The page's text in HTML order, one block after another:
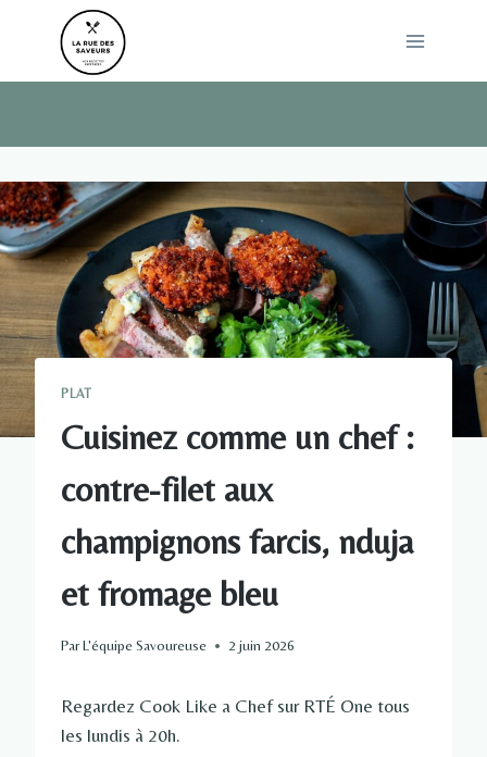
PLAT
Cuisinez comme un chef :
contre-filet aux
champignons farcis, nduja
et fromage bleu
ParL'équipe Savoureuse 2 juin 2026
Regardez Cook Like a Chef sur RTÉ One tous
les lundis à 20h.